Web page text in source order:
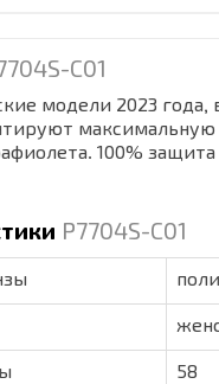
C01
модели 2023 года,
100%
P7704S-C01
58